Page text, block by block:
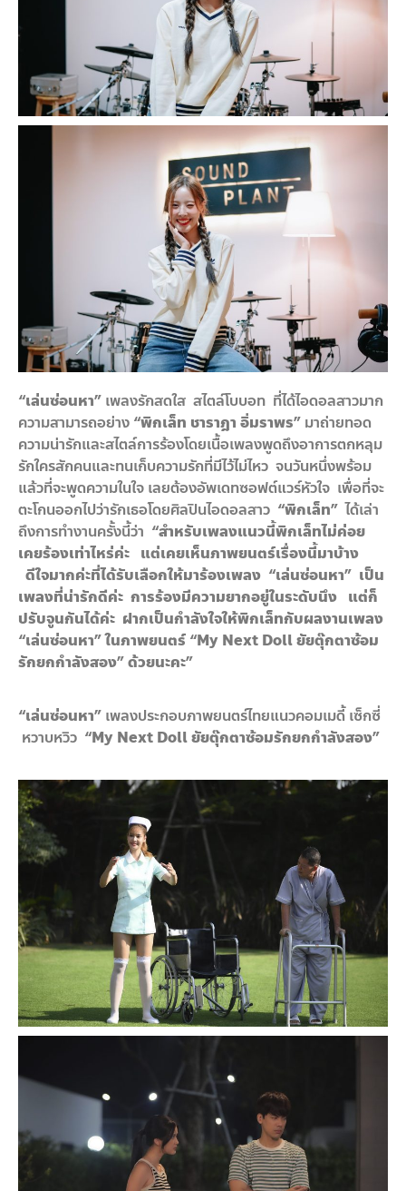
“เล่นซ่อนหา” เพลงรักสดใส สไตล์โบบอท ที่ได้ไอดอลสาวมาก
ความสามารถอย่าง “พิกเล็ท ชาราฎา อิ่มราพร” มาถ่ายทอด
ความน่ารักและสไตล์การร้องโดยเนื้อเพลงพูดถึงอาการตกหลุม
รักใครสักคนและทนเก็บความรักที่มีไว้ไม่ไหว จนวันหนึ่งพร้อม
แล้วที่จะพูดความในใจ เลยต้องอัพเดทซอฟต์แวร์หัวใจ เพื่อที่จะ
ตะโกนออกไปว่ารักเธอโดยศิลปินไอดอลสาว “พิกเล็ท” ได้เล่า
ถึงการทำงานครั้งนี้ว่า “สำหรับเพลงแนวนี้พิกเล็ทไม่ค่อย
เคยร้องเท่าไหร่ค่ะ แต่เคยเห็นภาพยนตร์เรื่องนี้มาบ้าง
ดีใจมากค่ะที่ได้รับเลือกให้มาร้องเพลง “เล่นซ่อนหา” เป็น
เพลงที่น่ารักดีค่ะ การร้องมีความยากอยู่ในระดับนึง แต่ก็
ปรับจูนกันได้ค่ะ ฝากเป็นกำลังใจให้พิกเล็ทกับผลงานเพลง
“เล่นซ่อนหา” ในภาพยนตร์ “My Next Dollยัยตุ๊กตาซ้อม
รักยกกำลังสอง” ด้วยนะคะ”
“เล่นซ่อนหา” เพลงประกอบภาพยนตร์ไทยแนวคอมเมดี้ เซ็กซี่
หวาบหวิว “My Next Doll ยัยตุ๊กตาซ้อมรักยกกำลังสอง”